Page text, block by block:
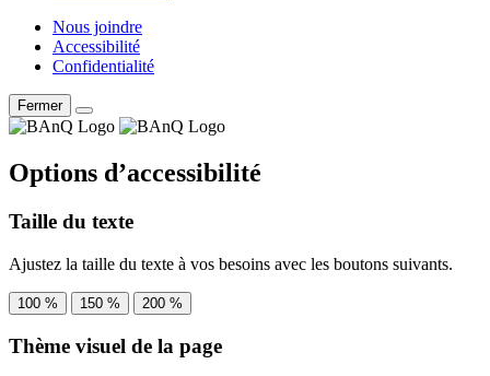
Nous joindre
Accessibilité
Confidentialité
Fermer
Options d’accessibilité
Taille du texte
Ajustez la taille du texte à vos besoins avec les boutons suivants.
100 % 150 % 200 %
Thème visuel de la page